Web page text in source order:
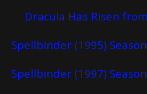
Dracula Has Risen
Spellbinder (1995)
Spellbinder (1997)